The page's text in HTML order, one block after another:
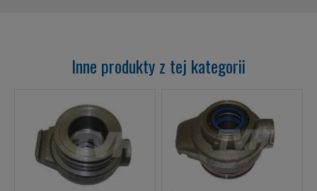
Inne produkty z tej kategorii